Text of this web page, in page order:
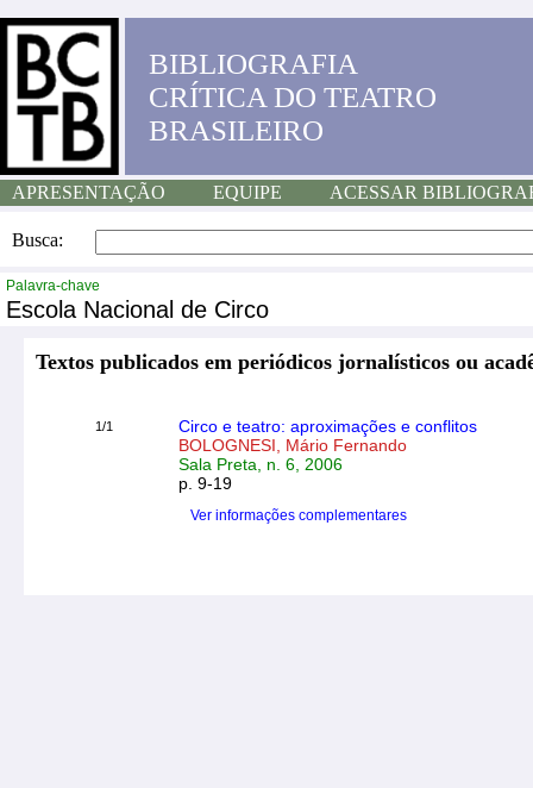
BIBLIOGRAFIA
CRÍTICA DO TEATRO
BRASILEIRO
APRESENTAÇÃO EQUIPE ACESSAR
Busca:
Palavra-chave
Escola Nacional de Circo
Textos publicados em periódicos jornalísticos ou
1/1
Circo e teatro: aproximações e conflitos
BOLOGNESI, Mário Fernando
Sala Preta, n. 6, 2006
p. 9-19
Ver informações complementares